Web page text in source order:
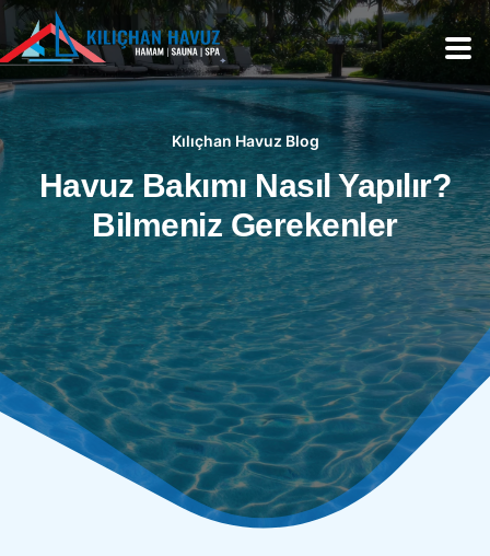
Kılıçhan Havuz Blog
Havuz Bakımı Nasıl Yapılır?
Bilmeniz Gerekenler